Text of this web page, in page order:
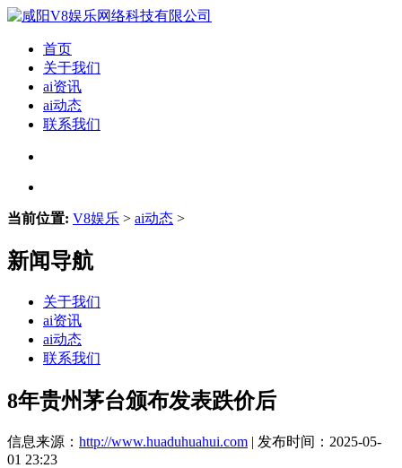
首页
关于我们
ai资讯
ai动态
联系我们
当前位置: V8娱乐 > ai动态 >
新闻导航
关于我们
ai资讯
ai动态
联系我们
8年贵州茅台颁布发表跌价后
信息来源： http://www.huaduhuahui.com | 发布时间：2025-05-
01 23:23